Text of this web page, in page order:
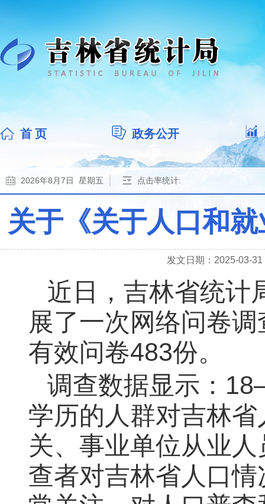
首 页 政务公开
2026年8月7日 星期五 点击率统计:
关于《关于人口和
发文日期：2025-03-31
近日，吉林省统计
展了一次网络问卷
有效问卷483份。
调查数据显示：
学历的人群对吉林
关、事业单位从业
查者对吉林省人口情